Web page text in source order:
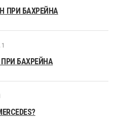
ПРИ БАХРЕЙНА
БАХРЕЙНА